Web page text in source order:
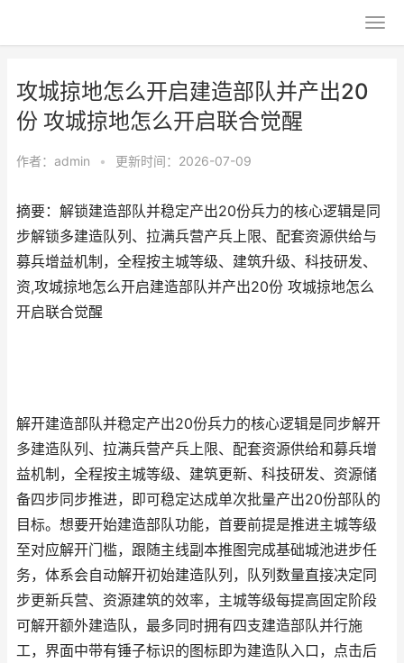
攻城掠地怎么开启建造部队并产出20
份 攻城掠地怎么开启联合觉醒
作者： admin • 更新时间：2026-07-09
摘要：解锁建造部队并稳定产出20份兵力的核心逻辑是同
步解锁多建造队列、拉满兵营产兵上限、配套资源供给与
募兵增益机制，全程按主城等级、建筑升级、科技研发、
资,攻城掠地怎么开启建造部队并产出20份 攻城掠地怎么
开启联合觉醒
解开建造部队并稳定产出20份兵力的核心逻辑是同步解开
多建造队列、拉满兵营产兵上限、配套资源供给和募兵增
益机制，全程按主城等级、建筑更新、科技研发、资源储
备四步同步推进，即可稳定达成单次批量产出20份部队的
目标。想要开始建造部队功能，首要前提是推进主城等级
至对应解开门槛，跟随主线副本推图完成基础城池进步任
务，体系会自动解开初始建造队列，队列数量直接决定同
步更新兵营、资源建筑的效率，主城等级每提高固定阶段
可解开额外建造队，最多同时拥有四支建造部队并行施
工，界面中带有锤子标识的图标即为建造队入口，点击后